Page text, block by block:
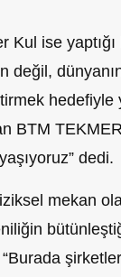
ise
değil,
hedefiyle
BTM
dedi.
mekan